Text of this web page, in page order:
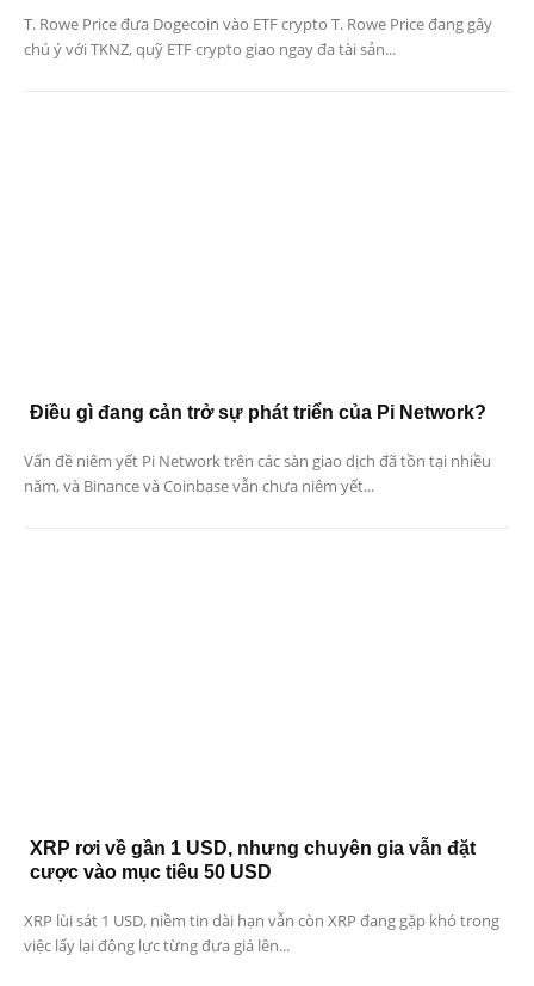
T. Rowe Price đưa Dogecoin vào ETF crypto T. Rowe Price đang gây
chú ý với TKNZ, quỹ ETF crypto giao ngay đa tài sản...
Điều gì đang cản trở sự phát triển của Pi Network?
Vấn đề niêm yết Pi Network trên các sàn giao dịch đã tồn tại nhiều
năm, và Binance và Coinbase vẫn chưa niêm yết...
XRP rơi về gần 1 USD, nhưng chuyên gia vẫn đặt
cược vào mục tiêu 50 USD
XRP lùi sát 1 USD, niềm tin dài hạn vẫn còn XRP đang gặp khó trong
việc lấy lại động lực từng đưa giá lên...